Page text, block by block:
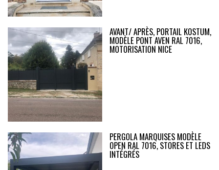
AVANT/ APRÈS, PORTAIL KOSTUM,
MODÈLE PONT AVEN RAL 7016,
MOTORISATION NICE
PERGOLA MARQUISES MODÈLE
OPEN RAL 7016, STORES ET LEDS
INTÉGRÉS